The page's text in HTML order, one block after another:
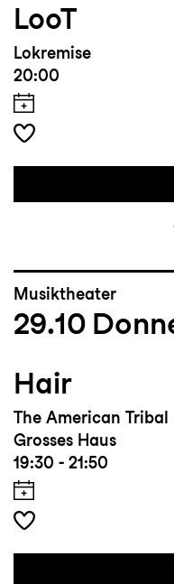
LooT
Lokremise
20:00
Musiktheater
29.10
Hair
The American Tribal
Grosses Haus
19:30 - 21:50